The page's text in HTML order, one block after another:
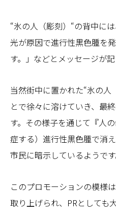
“氷の人（彫刻）“の背中に
光が原因で進行性黒色腫を
す。」などとメッセージが記
当然街中に置かれた“氷の人
とで徐々に溶けていき、最
す。その様子を通じて『人
症する）進行性黒色腫で消
市民に暗示しているようです
このプロモーションの模様
取り上げられ、PRとしても